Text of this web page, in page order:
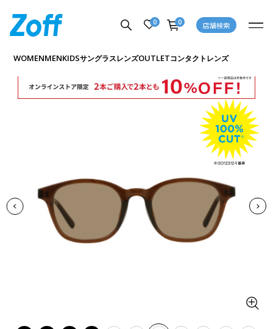
0 0 店舗検索
WOMENMENKIDSサングラスレンズOUTLETコンタクトレンズ
商品詳細ページへ